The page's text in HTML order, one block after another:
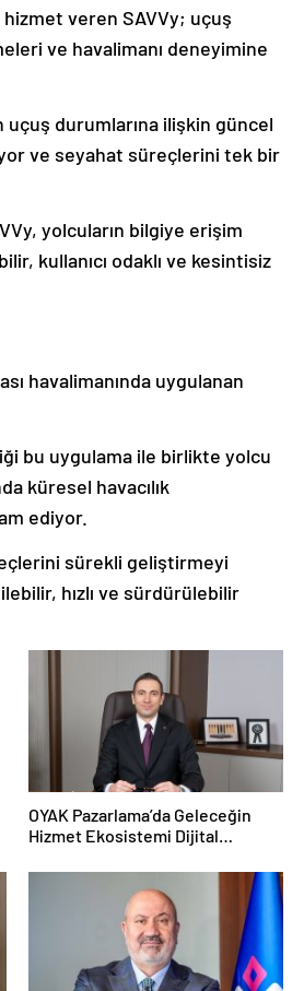
veren SAVVy; uçuş
ve havalimanı deneyimine
durumlarına ilişkin güncel
ve seyahat süreçlerini tek bir
yolcuların bilgiye erişim
kullanıcı odaklı ve kesintisiz
havalimanında uygulanan
bu uygulama ile birlikte yolcu
küresel havacılık
ediyor.
sürekli geliştirmeyi
hızlı ve sürdürülebilir
OYAK Pazarlama’da Geleceğin
Hizmet Ekosistemi Dijital